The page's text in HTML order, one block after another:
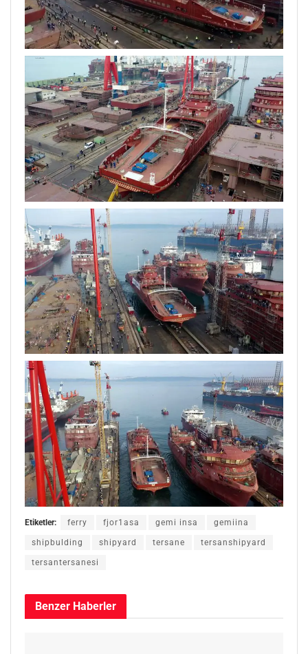
Etiketler: ferry fjor1asa gemi insa gemiina
shipbulding shipyard tersane tersanshipyard
tersantersanesi
Benzer Haberler